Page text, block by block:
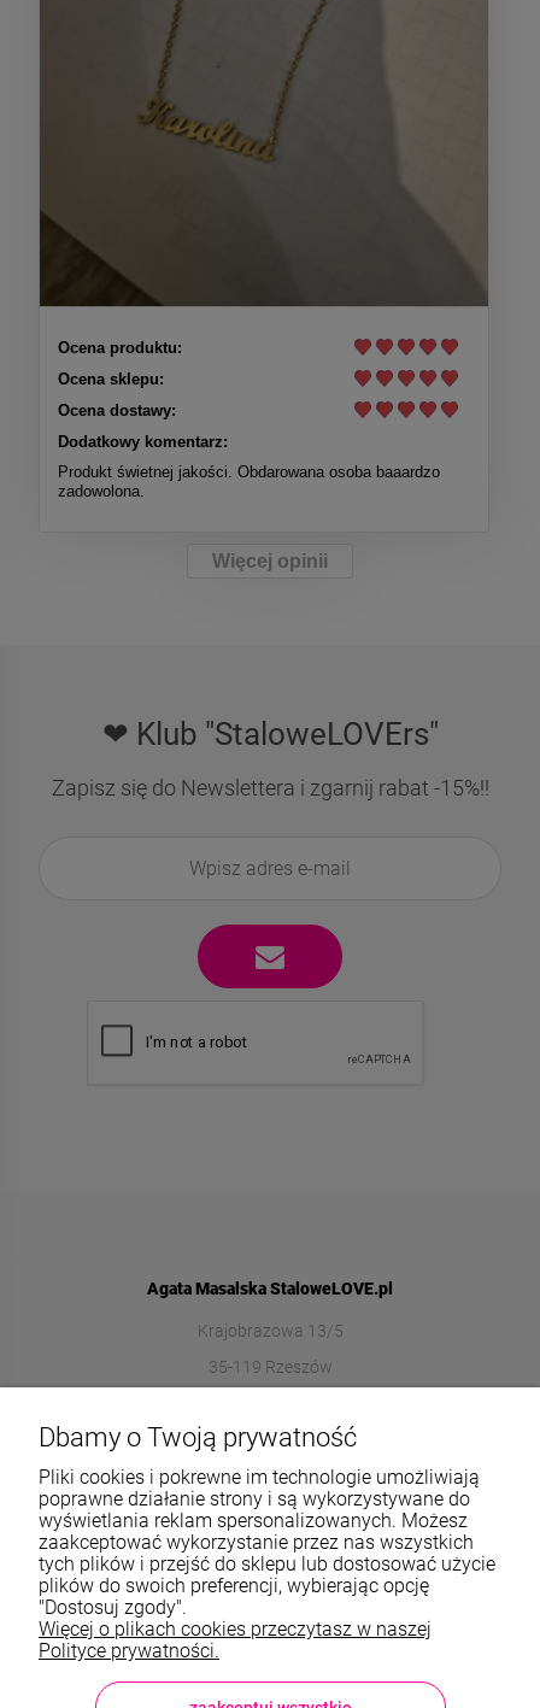
Ocena produktu:
Ocena sklepu:
Ocena dostawy:
Dodatkowy komentarz:
Produkt świetnej jakości. Obdarowana osoba baaardzo
zadowolona.
Więcej opinii
❤ Klub "StaloweLOVErs"
Zapisz się do Newslettera i zgarnij rabat -15%!!
Agata Masalska StaloweLOVE.pl
Krajobrazowa 13/5
35-119 Rzeszów
572989669
Informacje
O nas
TWOJE KONTO
Sklep: StaloweLOVE, Krajobrazowa 13/5, 35-119 Rzeszów, woj.
podkarpackie, NIP: 8133612433, tel.:572 989 669
Dbamy o Twoją prywatność
Pliki cookies i pokrewne im technologie umożliwiają
poprawne działanie strony i są wykorzystywane do
wyświetlania reklam spersonalizowanych. Możesz
zaakceptować wykorzystanie przez nas wszystkich
tych plików i przejść do sklepu lub dostosować użycie
plików do swoich preferencji, wybierając opcję
"Dostosuj zgody".
Więcej o plikach cookies przeczytasz w naszej
Polityce prywatności.